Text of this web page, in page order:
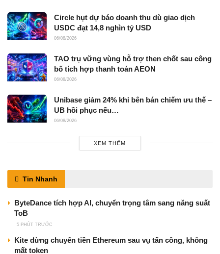
Circle hụt dự báo doanh thu dù giao dịch
USDC đạt 14,8 nghìn tỷ USD
06/08/2026
TAO trụ vững vùng hỗ trợ then chốt sau công
bố tích hợp thanh toán AEON
06/08/2026
Unibase giảm 24% khi bên bán chiếm ưu thế –
UB hồi phục nếu…
06/08/2026
XEM THÊM
Tin Nhanh
ByteDance tích hợp AI, chuyển trọng tâm sang năng suất
ToB
5 PHÚT TRƯỚC
Kite dừng chuyển tiền Ethereum sau vụ tấn công, không
mất token